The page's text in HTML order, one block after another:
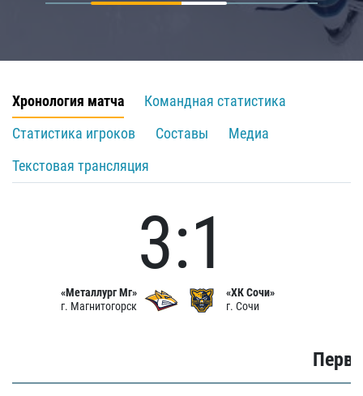
Хронология матча
Командная статистика
Статистика игроков
Составы
Медиа
Текстовая трансляция
«Металлург Мг»
г. Магнитогорск
3:1
«ХК Сочи»
г. Сочи